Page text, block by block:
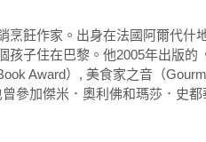
本法國庶民美食食譜，也是一本
好好喝一杯的書！」
）
現法蘭西優雅氣息與浪漫情懷之
有時，甚至會有人點上一根蠟
，從熱氣蒸騰的廚房到喧鬧的餐
代感的傳統烹飪方式，做出令人
、充滿文化氣息又挑逗味蕾的烹
烹飪作家。出身在法國阿爾代什
孩子住在巴黎。他2005年出版的
Award）, 美食家之音（
參加傑米．奧利佛和瑪莎．史